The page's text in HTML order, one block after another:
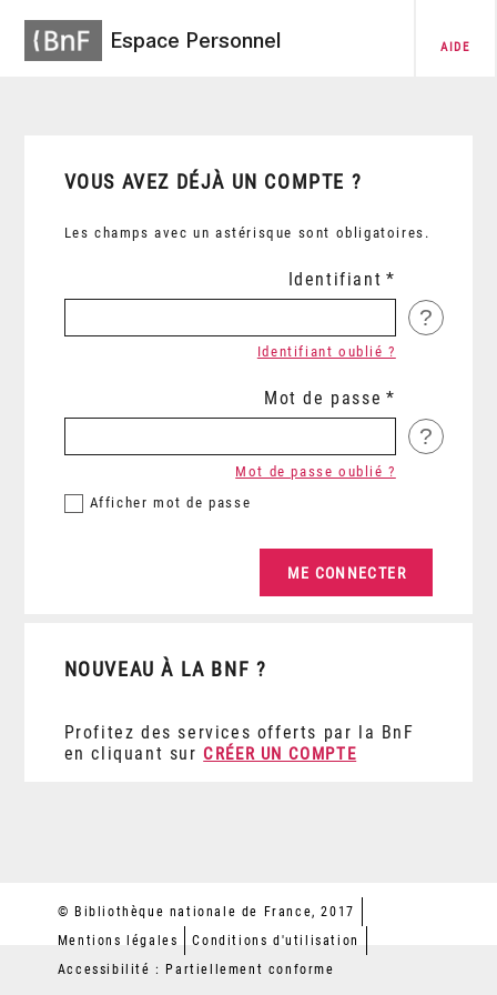
Espace Personnel AIDE
VOUS AVEZ DÉJÀ UN COMPTE ?
Les champs avec un astérisque sont obligatoires.
Identifiant
?
Identifiant oublié ?
Mot de passe
?
Afficher mot de passe
Mot de passe oublié ?
NOUVEAU À LA BNF ?
Profitez des services offerts par la BnF
en cliquant sur CRÉER UN COMPTE
© Bibliothèque nationale de France, 2017
Mentions légales
Conditions d'utilisation
Accessibilité : Partiellement conforme